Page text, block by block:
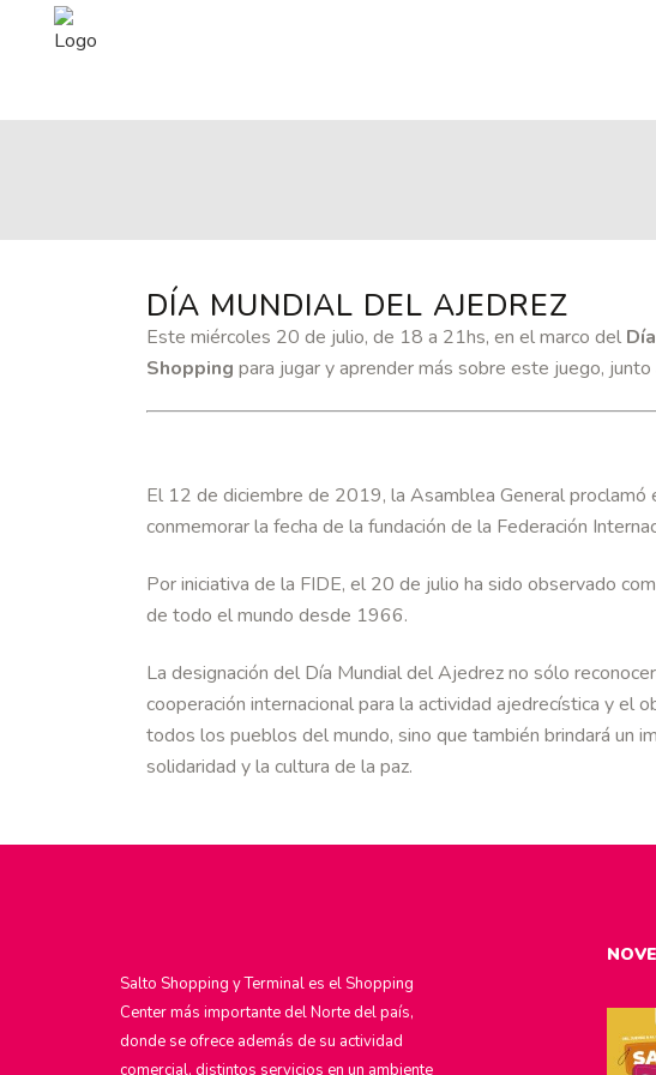
DÍA MUNDIAL DEL AJEDREZ
Este miércoles 20 de julio, de 18 a 21hs, en el marco del
Shopping para jugar y aprender más sobre este juego, junto
El 12 de diciembre de 2019, la Asamblea General
conmemorar la fecha de la fundación de la Federación
Por iniciativa de la FIDE, el 20 de julio ha sido observado
de todo el mundo desde 1966.
La designación del Día Mundial del Ajedrez no sólo
cooperación internacional para la actividad ajedrecística y el
todos los pueblos del mundo, sino que también brindará un
solidaridad y la cultura de la paz.
Salto Shopping y Terminal es el Shopping
Center más importante del Norte del país,
donde se ofrece además de su actividad
comercial, distintos servicios en un ambiente